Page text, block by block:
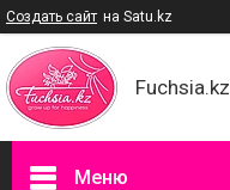
Создать сайт на Satu.kz
Fuchsia.kz
Меню